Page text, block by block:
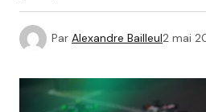
Par Alexandre Bailleul2 mai